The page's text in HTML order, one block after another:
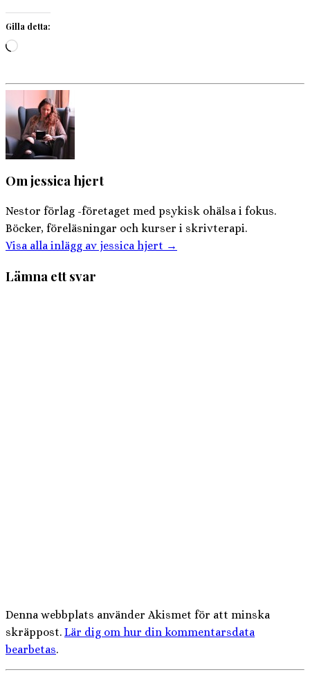
Gilla detta:
Laddar
…
Om jessica hjert
Nestor förlag -företaget med psykisk ohälsa i fokus.
Böcker, föreläsningar och kurser i skrivterapi.
Visa alla inlägg av jessica hjert →
Lämna ett svar
Denna webbplats använder Akismet för att minska
skräppost. Lär dig om hur din kommentarsdata
bearbetas.